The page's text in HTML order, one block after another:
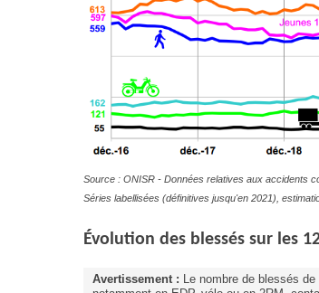
Source : ONISR - Données relatives aux accidents
Séries labellisées (définitives jusqu'en 2021),
Évolution des blessés sur les
Avertissement : Le nombre de blessés